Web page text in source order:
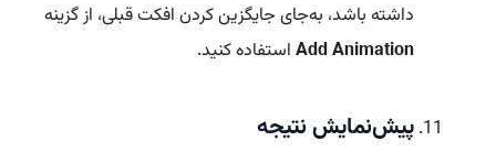
داشته باشد، به‌جای جایگزین کردن افکت قبلی، از گزینه
Add Animationاستفاده کنید.
پیش‌نمایش نتیجه